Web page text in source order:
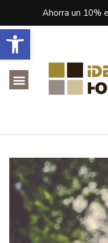
Abrir barra de
Ahorra un 10%